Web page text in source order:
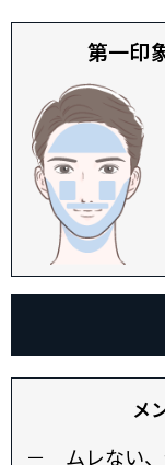
第一印
メ
－ ムレない、